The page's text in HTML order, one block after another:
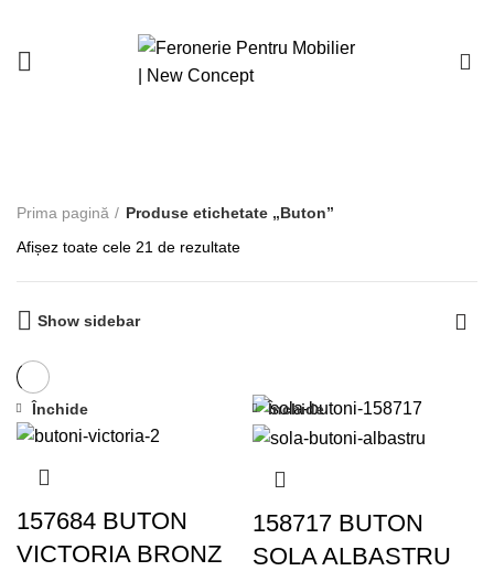
Prima pagină
Produse etichetate „Buton”
Afișez toate cele 21 de rezultate
Show sidebar
Închide
157684 BUTON
VICTORIA BRONZ
Închide
158717 BUTON
SOLA ALBASTRU